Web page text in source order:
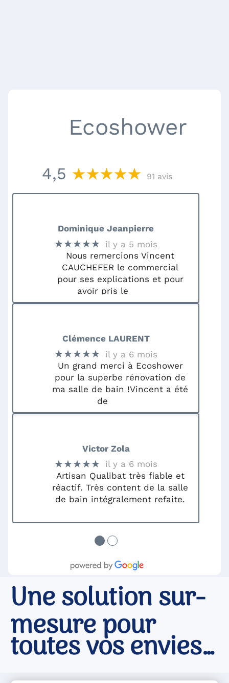
Ecoshower
4,5 91 avis
Dominique Jeanpierre
★★★★★
il y a 5 mois
Nous remercions Vincent
CAUCHEFER le commercial
pour ses explications et pour
avoir pris le
Clémence LAURENT
★★★★★
il y a 6 mois
Un grand merci à Ecoshower
pour la superbe rénovation de
ma salle de bain !Vincent a été
de
Victor Zola
★★★★★
il y a 6 mois
Artisan Qualibat très fiable et
réactif. Très content de la salle
de bain intégralement refaite.
●●
Une solution sur-
mesurepour
toutes vos envies…